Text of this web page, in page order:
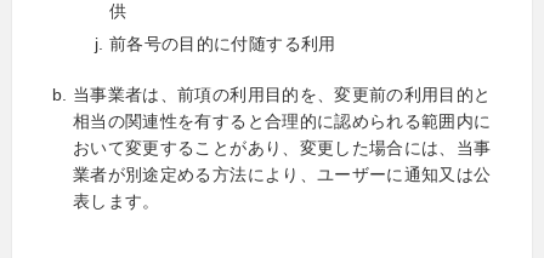
供
前各号の目的に付随する利用
当事業者は、前項の利用目的を、変更前の利用目的と
相当の関連性を有すると合理的に認められる範囲内に
おいて変更することがあり、変更した場合には、当事
業者が別途定める方法により、ユーザーに通知又は公
表します。